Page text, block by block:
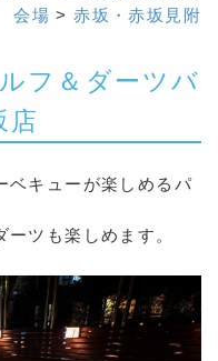
会場 >赤坂・赤坂見附
フ＆ダーツバ
店
ベキューが楽しめるパ
ツも楽しめます。